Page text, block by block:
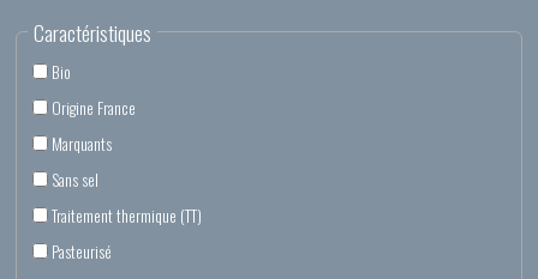
Caractéristiques
Bio
Origine France
Marquants
Sans sel
Traitement thermique (TT)
Pasteurisé